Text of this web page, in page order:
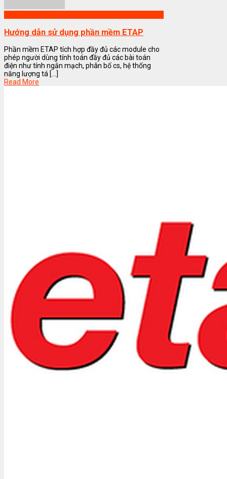
Hướng dẫn sử dụng phần mềm ETAP
Phần mềm ETAP tích hợp đầy đủ các module cho
phép người dùng tính toán đầy đủ các bài toán
điện như tính ngắn mạch, phân bố cs, hệ thống
năng lượng tá [...]
Read More